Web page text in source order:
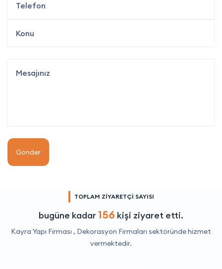
Gönder
TOPLAM ZİYARETÇİ SAYISI
bugüne kadar 156 kişi ziyaret etti.
Kayra Yapı Firması , Dekorasyon Firmaları sektöründe hizmet
vermektedir.